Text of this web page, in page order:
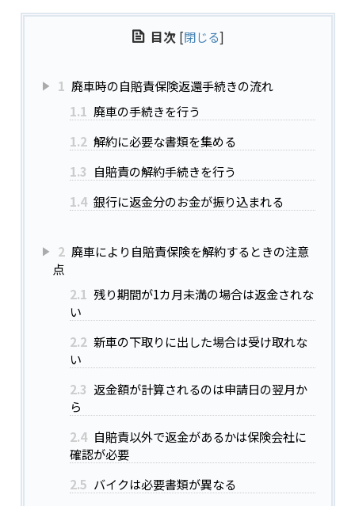
目次 [閉じる]
1 廃車時の自賠責保険返還手続きの流れ
1.1 廃車の手続きを行う
1.2 解約に必要な書類を集める
1.3 自賠責の解約手続きを行う
1.4 銀行に返金分のお金が振り込まれる
2 廃車により自賠責保険を解約するときの注意
点
2.1 残り期間が1カ月未満の場合は返金されな
い
2.2 新車の下取りに出した場合は受け取れな
い
2.3 返金額が計算されるのは申請日の翌月か
ら
2.4 自賠責以外で返金があるかは保険会社に
確認が必要
2.5 バイクは必要書類が異なる